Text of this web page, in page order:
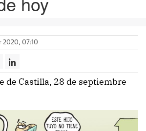
2020, 07:10
de Castilla, 28 de septiembre